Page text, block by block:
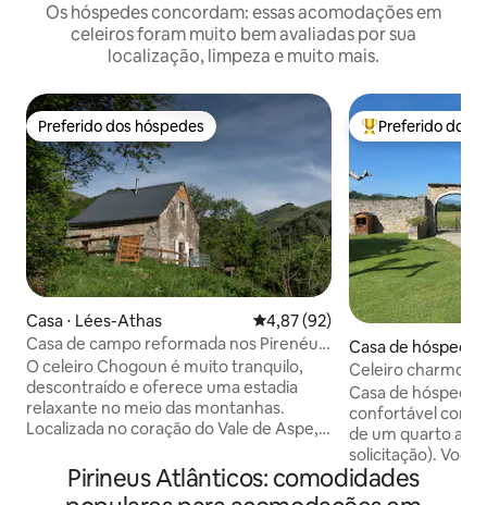
Os hóspedes concordam: essas acomodações em
celeiros foram muito bem avaliadas por sua
localização, limpeza e muito mais.
Preferido dos hóspedes
Preferido dos hóspedes
Casa ⋅ Lées-Athas 4,87 de uma avaliação média
4,87 (92)
Casa de campo reformada nos Pirenéus,
em Lees-ATHAS.
O celeiro Chogoun é muito tranquilo,
descontraído e oferece uma estadia
relaxante no meio das montanhas.
Localizada no coração do Vale de Aspe,
de 180° para o vale e as montanhas ao
redor. Seja um casal, uma família ou um
Entre os
Preferido dos
Casa de
Celeiro
Montanhas
Casa de
confortável com
de um quarto
solicitação). Você vai apreciar a
atmosfera calma
especialmente
Pirineus Atlânticos: comodidades